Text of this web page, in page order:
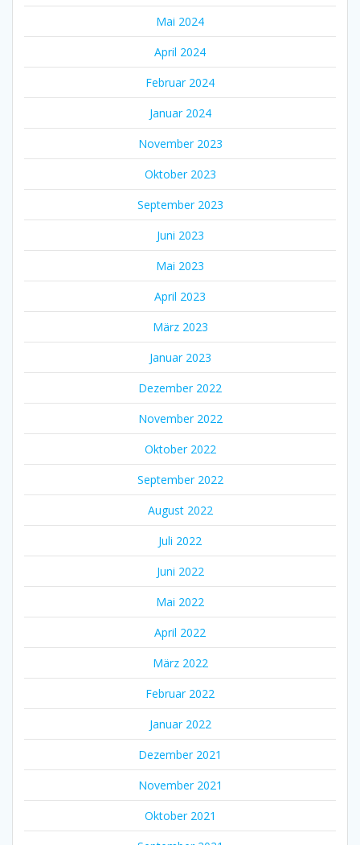
Mai 2024
April 2024
Februar 2024
Januar 2024
November 2023
Oktober 2023
September 2023
Juni 2023
Mai 2023
April 2023
März 2023
Januar 2023
Dezember 2022
November 2022
Oktober 2022
September 2022
August 2022
Juli 2022
Juni 2022
Mai 2022
April 2022
März 2022
Februar 2022
Januar 2022
Dezember 2021
November 2021
Oktober 2021